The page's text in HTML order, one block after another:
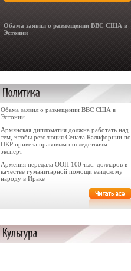
Обама заявил о размещении ВВС США в
Эстонии
Обама заявил о размещении ВВС США в
Эстонии
Армянская дипломатия должна работать над
тем, чтобы резолюция Сената Калифорнии по
НКР привела правовым последствиям -
эксперт
Армения передала ООН 100 тыс. долларов в
качестве гуманитарной помощи езидскому
народу в Ираке